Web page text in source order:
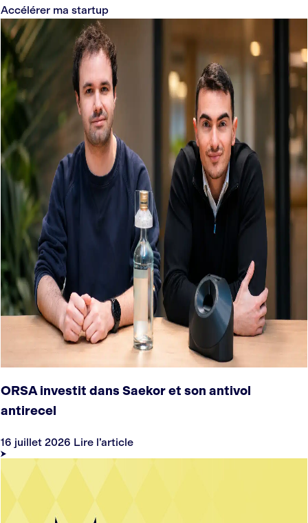
Accélérer ma startup
ORSA investit dans Saekor et son antivol
antirecel
16 juillet 2026 Lire l’article